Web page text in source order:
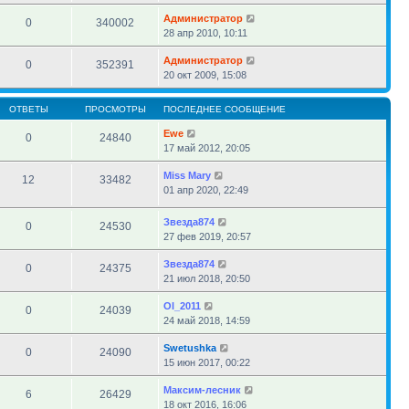
0 340002
Администратор
28 апр 2010, 10:11
0 352391
Администратор
20 окт 2009, 15:08
ОТВЕТЫ ПРОСМОТРЫ ПОСЛЕДНЕЕ СООБЩЕНИЕ
0 24840
Ewe
17 май 2012, 20:05
12 33482
Miss Mary
01 апр 2020, 22:49
0 24530
Звезда874
27 фев 2019, 20:57
0 24375
Звезда874
21 июл 2018, 20:50
0 24039
Ol_2011
24 май 2018, 14:59
0 24090
Swetushka
15 июн 2017, 00:22
6 26429
Максим-лесник
18 окт 2016, 16:06